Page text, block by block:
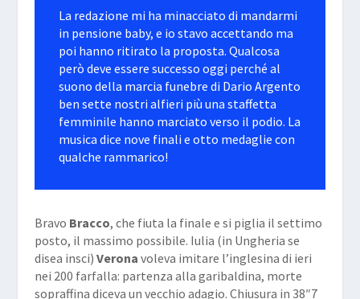
La redazione mi ha minacciato di mandarmi
in pensione baby, e io stavo accettando ma
poi hanno ritirato la proposta. Qualcosa
però deve essere successo oggi perché al
suono della marcia funebre di Dario Argento
ben sette nostri alfieri più una staffetta
femminile hanno marciato verso il podio. La
musica dice nove finali e otto medaglie con
qualche rammarico!
Bravo Bracco, che fiuta la finale e si piglia il settimo
posto, il massimo possibile. Iulia (in Ungheria se
disea insci) Verona voleva imitare l’inglesina di ieri
nei 200 farfalla: partenza alla garibaldina, morte
sopraffina diceva un vecchio adagio. Chiusura in 38″7